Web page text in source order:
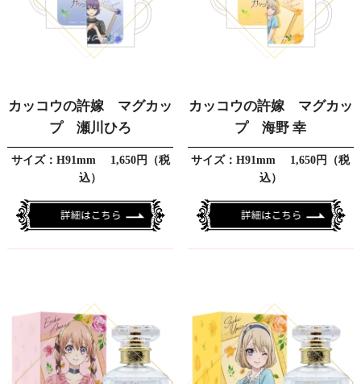
カッコウの許嫁 マグカッ
プ 瀬川ひろ
サイズ：H91mm 1,650円（税
込）
カッコウの許嫁 マグカッ
プ 海野 幸
サイズ：H91mm 1,650円（税
込）